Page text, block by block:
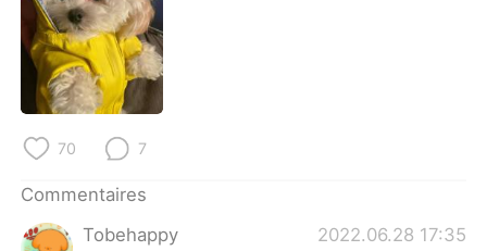
日本語
Русский
Indonesia
Português
70 7
Commentaires
Tobehappy
2022.06.28 17:35